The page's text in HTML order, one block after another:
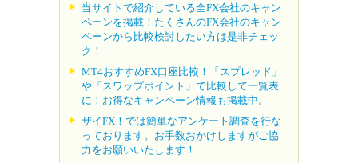
当サイトで紹介している全FX会社のキャン
ペーンを掲載！たくさんのFX会社のキャン
ペーンから比較検討したい方は是非チェッ
ク！
MT4おすすめFX口座比較！「スプレッド」
や「スワップポイント」で比較して一覧表
に！お得なキャンペーン情報も掲載中。
ザイFX！では簡単なアンケート調査を行な
っております。お手数おかけしますがご協
力をお願いいたします！